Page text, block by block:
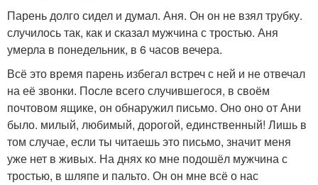
Парень долго сидел и думал. Аня. Он он не взял трубку.
случилось так, как и сказал мужчина с тростью. Аня
умерла в понедельник, в 6 часов вечера.
Всё это время парень избегал встреч с ней и не отвечал
на её звонки. После всего случившегося, в своём
почтовом ящике, он обнаружил письмо. Оно оно от Ани
было. милый, любимый, дорогой, единственный! Лишь в
том случае, если ты читаешь это письмо, значит меня
уже нет в живых. На днях ко мне подошёл мужчина с
тростью, в шляпе и пальто. Он он мне всё о нас